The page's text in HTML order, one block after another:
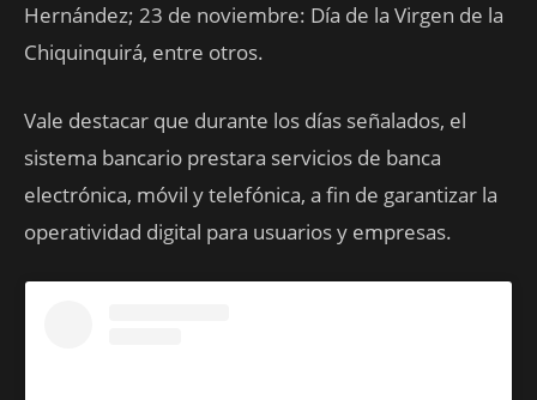
Hernández; 23 de noviembre: Día de la Virgen de la
Chiquinquirá, entre otros.
Vale destacar que durante los días señalados, el
sistema bancario prestara servicios de banca
electrónica, móvil y telefónica, a fin de garantizar la
operatividad digital para usuarios y empresas.